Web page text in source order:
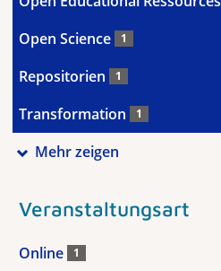
Open Science 1
Repositorien 1
Transformation 1
Mehr zeigen
Veranstaltungsart
Online 1